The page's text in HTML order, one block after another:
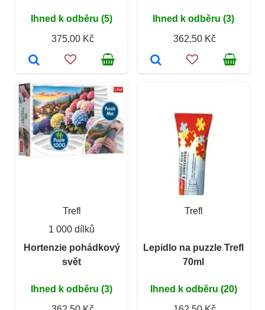
Ihned k odběru (5)
375,00 Kč
Ihned k odběru (3)
362,50 Kč
Trefl
1 000 dílků
Hortenzie pohádkový
svět
Ihned k odběru (3)
Trefl
Lepidlo na puzzle Trefl
70ml
Ihned k odběru (20)